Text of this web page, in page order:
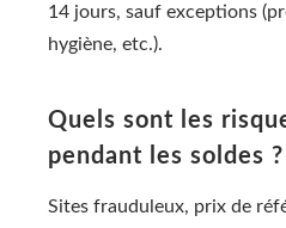
14 jours, sauf exceptions
hygiène, etc.).
Quels sont les
pendant les soldes ?
Sites frauduleux, prix de